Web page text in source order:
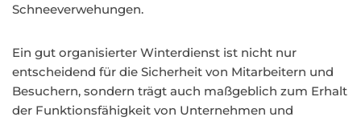
Schneeverwehungen.
Ein gut organisierter Winterdienst ist nicht nur
entscheidend für die Sicherheit von Mitarbeitern und
Besuchern, sondern trägt auch maßgeblich zum Erhalt
der Funktionsfähigkeit von Unternehmen und